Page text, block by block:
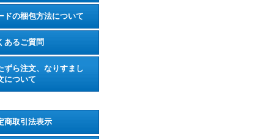
ドの梱包方法について
あるご質問
ずら注文、なりすまし
について
商取引法表示